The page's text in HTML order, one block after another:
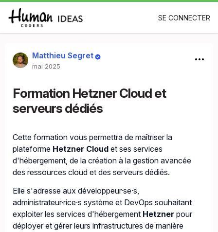
SE CONNECTER
Matthieu Segret
mai 2025
Formation Hetzner Cloud et
serveurs dédiés
Cette formation vous permettra de maîtriser la
plateforme Hetzner Cloud et ses services
d'hébergement, de la création à la gestion avancée
des ressources cloud et des serveurs dédiés.
Elle s'adresse aux développeur·se·s,
administrateur·rice·s système et DevOps souhaitant
exploiter les services d'hébergement Hetzner pour
déployer et gérer leurs infrastructures de manière